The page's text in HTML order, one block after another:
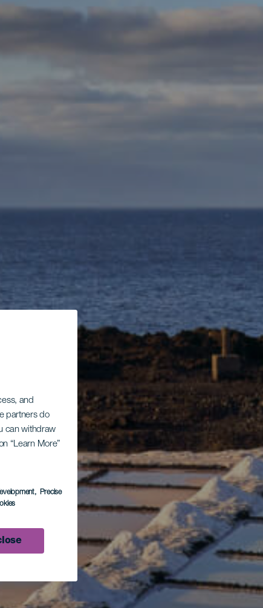
and
partners do
can withdraw
“Learn More”
, Precise